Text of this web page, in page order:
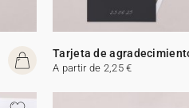
Tarjeta de
A partir de 2,25 €